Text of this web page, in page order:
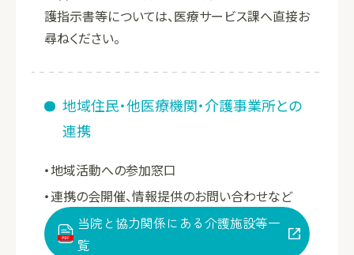
護指示書等については、医療サービス課へ直接お
尋ねください。
地域住民・他医療機関・介護事業所との
連携
地域活動への参加窓口
連携の会開催、情報提供のお問い合わせなど
当院と協力関係にある介護施設等一
覧